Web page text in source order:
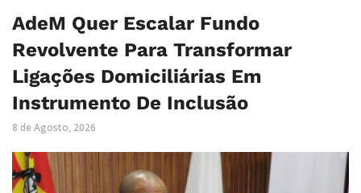
AdeM Quer Escalar Fundo
Revolvente Para Transformar
Ligações Domiciliárias Em
Instrumento De Inclusão
8 de Agosto, 2026